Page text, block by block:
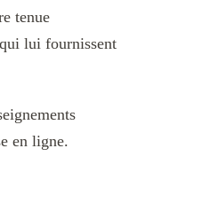
tenue
lui fournissent
en ligne.